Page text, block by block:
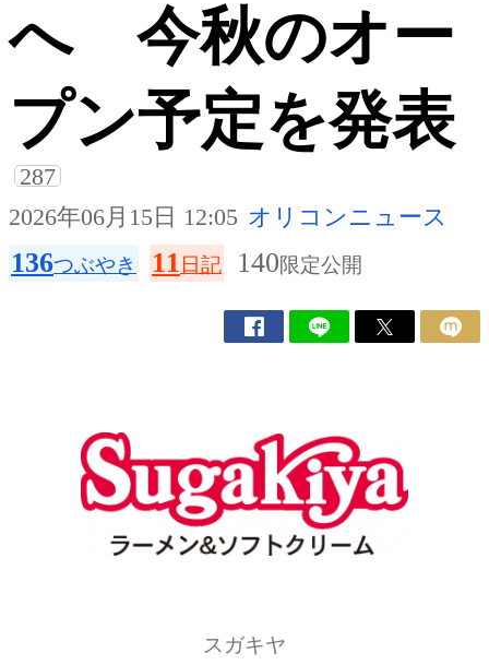
へ 今秋のオー
プン予定を発表
287
2026年06月15日 12:05 オリコンニュース
136つぶやき 11 日記 140限定公開
スガキヤ